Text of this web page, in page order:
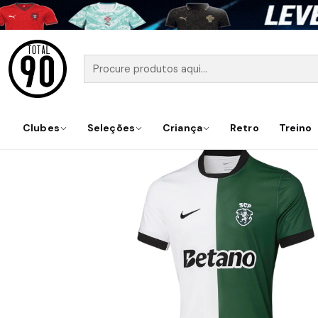
Início Camisolas
Clubes Seleções Criança Retro Treino